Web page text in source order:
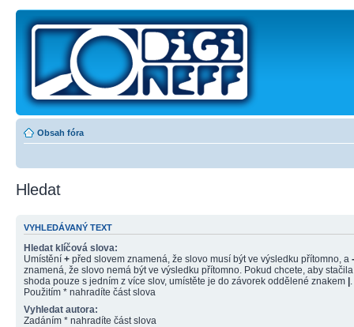
Obsah fóra
Hledat
VYHLEDÁVANÝ TEXT
Hledat klíčová slova:
Umístění + před slovem znamená, že slovo musí být ve výsledku přítomno, a -
znamená, že slovo nemá být ve výsledku přítomno. Pokud chcete, aby stačila
shoda pouze s jedním z více slov, umístěte je do závorek oddělené znakem |
Použitím * nahradíte část slova
Vyhledat autora:
Zadáním * nahradíte část slova